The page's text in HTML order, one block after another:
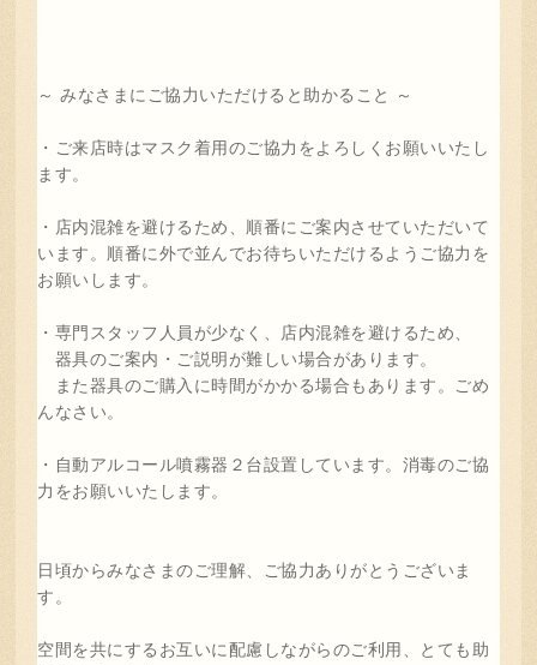
～ みなさまにご協力いただけると助かること ～
・ご来店時はマスク着用のご協力をよろしくお願いいたし
ます。
・店内混雑を避けるため、順番にご案内させていただいて
います。順番に外で並んでお待ちいただけるようご協力を
お願いします。
・専門スタッフ人員が少なく、店内混雑を避けるため、
器具のご案内・ご説明が難しい場合があります。
また器具のご購入に時間がかかる場合もあります。ごめ
んなさい。
・自動アルコール噴霧器２台設置しています。消毒のご協
力をお願いいたします。
日頃からみなさまのご理解、ご協力ありがとうございま
す。
空間を共にするお互いに配慮しながらのご利用、とても助